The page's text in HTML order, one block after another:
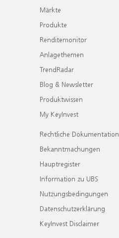
Märkte
Produkte
Renditemonitor
Anlagethemen
TrendRadar
Blog & Newsletter
Produktwissen
My KeyInvest
Rechtliche Dokumentation
Bekanntmachungen
Hauptregister
Information zu UBS
Nutzungsbedingungen
Datenschutzerklärung
KeyInvest Disclaimer